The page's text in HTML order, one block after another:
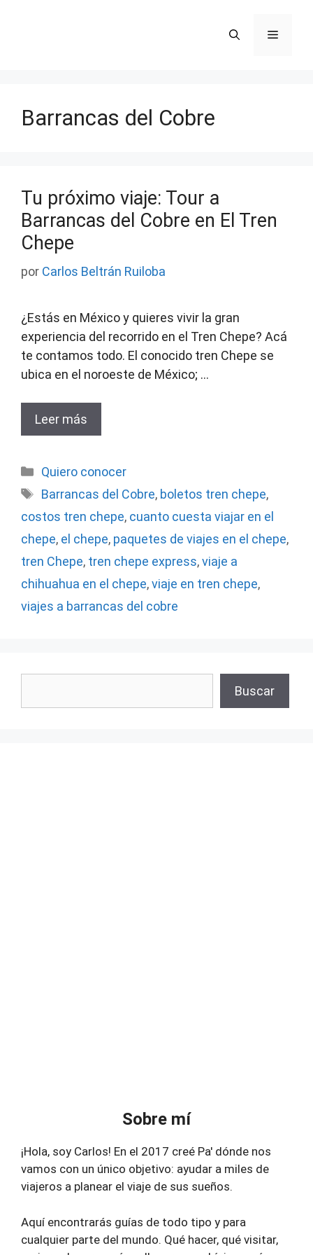
Menú
Barrancas del Cobre
Tu próximo viaje: Tour a
Barrancas del Cobre en El Tren
Chepe
por Carlos Beltrán Ruiloba
¿Estás en México y quieres vivir la gran
experiencia del recorrido en el Tren Chepe? Acá
te contamos todo. El conocido tren Chepe se
ubica en el noroeste de México; …
Leer más
Categorías
Quiero conocer
Etiquetas
Barrancas del Cobre, boletos tren chepe,
costos tren chepe, cuanto cuesta viajar en el
chepe, el chepe, paquetes de viajes en el chepe,
tren Chepe, tren chepe express,viaje a
chihuahua en el chepe,viaje en tren chepe,
viajes a barrancas del cobre
Buscar
Sobre mí
¡Hola, soy Carlos! En el 2017 creé Pa' dónde nos
vamos con un único objetivo: ayudar a miles de
viajeros a planear el viaje de sus sueños.
Aquí encontrarás guías de todo tipo y para
cualquier parte del mundo. Qué hacer, qué visitar,